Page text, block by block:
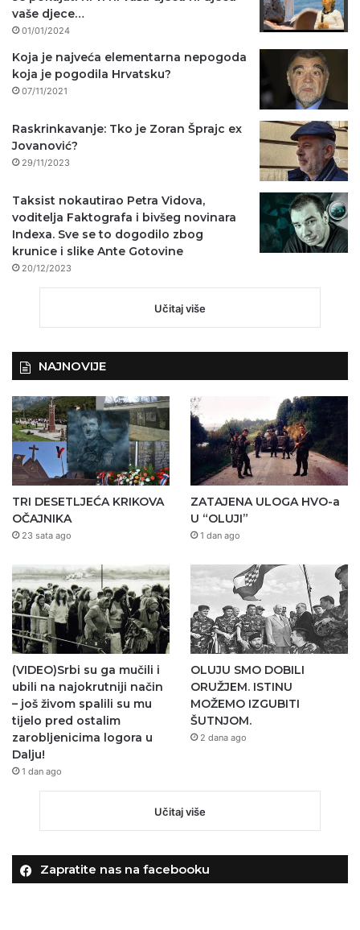
vaše djece…
01/01/2024
Koja je najveća elementarna nepogoda
koja je pogodila Hrvatsku?
07/11/2021
Raskrinkavanje: Tko je Zoran Šprajc ex
Jovanović?
29/11/2023
Taksist nokautirao Petra Vidova,
voditelja Faktografa i bivšeg novinara
Indexa. Sve se to dogodilo zbog
krunice i slike Ante Gotovine
20/12/2023
Učitaj više
NAJNOVIJE
TRI DESETLJEĆA KRIKOVA
OČAJNIKA
23 sata ago
ZATAJENA ULOGA HVO-a
U “OLUJI”
1 dan ago
(VIDEO)Srbi su ga mučili i
ubili na najokrutniji način
– još živom spalili su mu
tijelo pred ostalim
zarobljenicima logora u
Dalju!
1 dan ago
OLUJU SMO DOBILI
ORUŽJEM. ISTINU
MOŽEMO IZGUBITI
ŠUTNJOM.
2 dana ago
Učitaj više
Zapratite nas na facebooku